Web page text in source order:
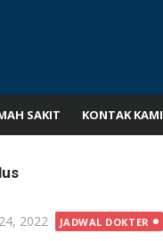
SAKIT KONTAK KAMI
2022 JADWAL DOKTER